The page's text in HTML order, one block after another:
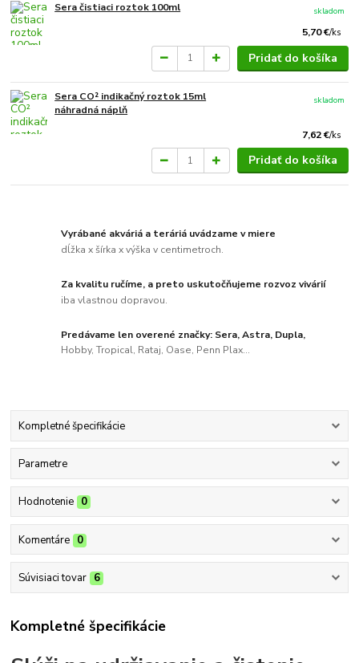
Sera čistiaci roztok 100ml
5,70 €/ks
skladom
Pridať do košíka
Sera CO² indikačný roztok 15ml
náhradná náplň
7,62 €/ks
skladom
Pridať do košíka
Vyrábané akváriá a teráriá uvádzame v miere
dĺžka x šírka x výška v centimetroch.
Za kvalitu ručíme, a preto uskutočňujeme rozvoz vivárií
iba vlastnou dopravou.
Predávame len overené značky: Sera, Astra, Dupla,
Hobby, Tropical, Rataj, Oase, Penn Plax...
Kompletné špecifikácie
Parametre
Hodnotenie 0
Komentáre 0
Súvisiaci tovar 6
Kompletné špecifikácie